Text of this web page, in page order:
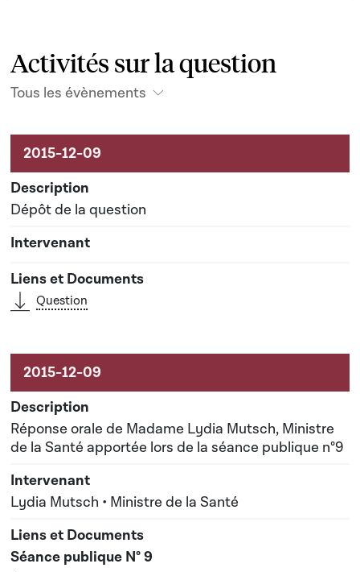
Activités sur la question
Tous les évènements
Activités sur le dossier
Dépôt de la question
Question
Réponse orale de Madame Lydia Mutsch, Ministre
de la Santé apportée lors de la séance publique n°9
Lydia Mutsch • Ministre de la Santé
Séance publique N° 9